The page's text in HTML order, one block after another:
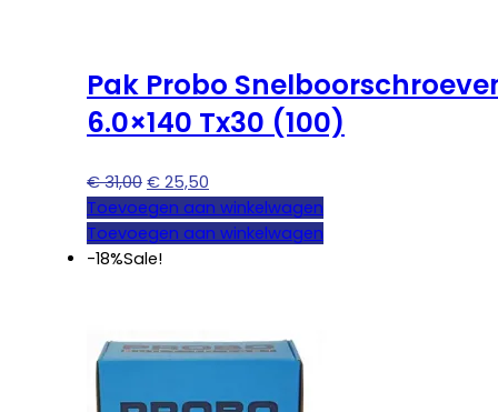
Pak Probo
6.0×140 Tx30 (100)
€31,00 Oorspronkelijke
prijs
was:
€ 31,00.
€ 25,50
prijs
is:
Toevoegen aan winkelwagen
Toevoegen aan winkelwagen
-18%Sale!